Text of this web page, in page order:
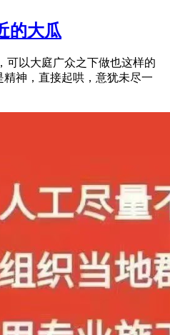
的大瓜
可以大庭广众之下做也这样的
神，直接起哄，意犹未尽一